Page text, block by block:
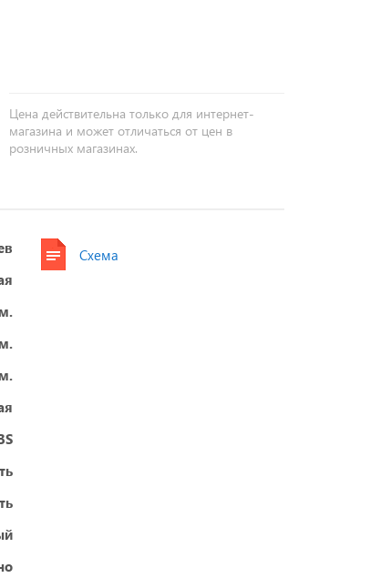
Цена действительна только для интернет-
магазина и может отличаться от цен в
розничных магазинах.
Схема